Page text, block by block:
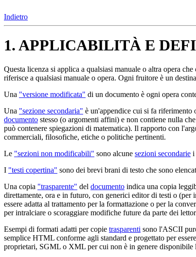
Indietro
1. APPLICABILITÀ E
Questa licenza si applica a qualsiasi manuale o altra opera
riferisce a qualsiasi manuale o opera. Ogni fruitore è un
Una "versione modificata" di un documento è ogni opera
Una "sezione secondaria" è un'appendice cui si fa riferimento
documento stesso (o argomenti affini) e non contiene nulla
può contenere spiegazioni di matematica). Il rapporto con
commerciali, filosofiche, etiche o politiche pertinenti.
Le "sezioni non modificabili" sono alcune sezioni secondarie i
I "testi copertina" sono dei brevi brani di testo che sono
Una copia "trasparente" del documento indica una copia
direttamente, ora e in futuro, con generici editor di testi o
essere adatta al trattamento per la formattazione o per la
per intralciare o scoraggiare modifiche future da parte dei
Esempi di formati adatti per copie trasparenti sono l'ASCII
semplice HTML conforme agli standard e progettato per
proprietari, SGML o XML per cui non è in genere